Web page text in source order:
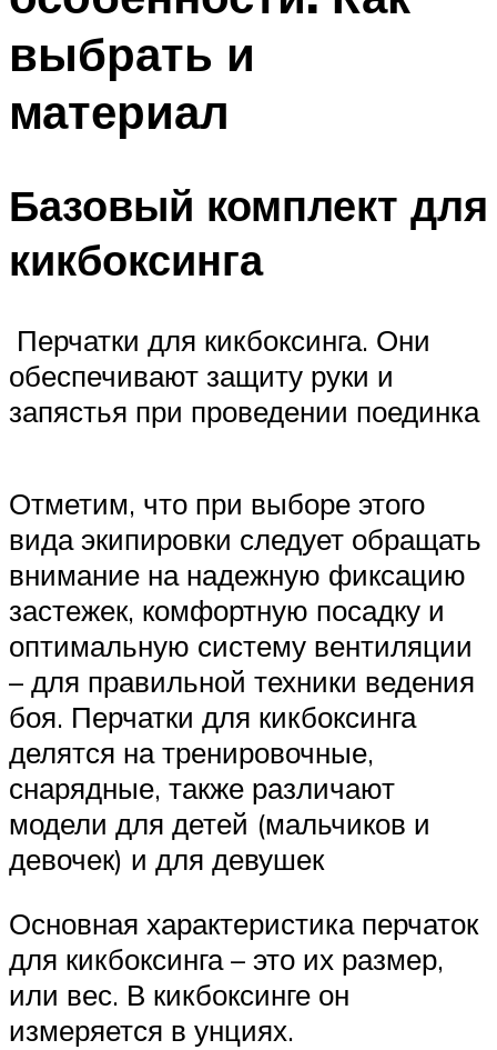
выбрать и
материал
Базовый комплект для
кикбоксинга
Перчатки для кикбоксинга. Они
обеспечивают защиту руки и
запястья при проведении поединка
Отметим, что при выборе этого
вида экипировки следует обращать
внимание на надежную фиксацию
застежек, комфортную посадку и
оптимальную систему вентиляции
– для правильной техники ведения
боя. Перчатки для кикбоксинга
делятся на тренировочные,
снарядные, также различают
модели для детей (мальчиков и
девочек) и для девушек
Основная характеристика перчаток
для кикбоксинга – это их размер,
или вес. В кикбоксинге он
измеряется в унциях.